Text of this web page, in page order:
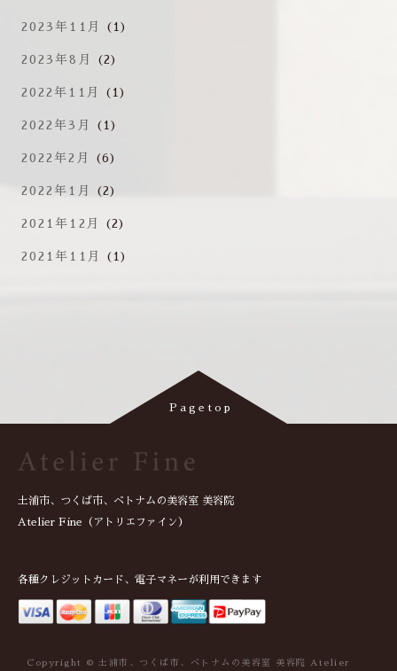
2023年11月 (1)
2023年8月 (2)
2022年11月 (1)
2022年3月 (1)
2022年2月 (6)
2022年1月 (2)
2021年12月 (2)
2021年11月 (1)
土浦市、つくば市、ベトナムの美容室 美容院
Atelier Fine（アトリエファイン）
各種クレジットカード、電子マネーが利用できます
Copyright © 土浦市、つくば市、ベトナムの美容室 美容院 Atelier